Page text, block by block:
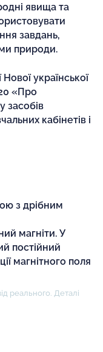
явища та
завдань,
природи.
української
«Про
засобів
кабінетів і
з дрібним
магніти. У
постійний
магнітного поля
реального. Деталі